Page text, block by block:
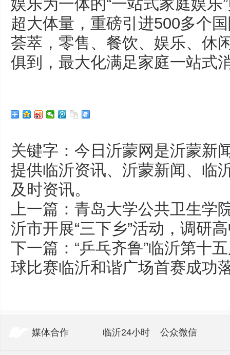
娱乐为一体的“一站式家庭娱乐
超大体量，重磅引进500多个
荟萃，零售、餐饮、娱乐、休
俱到，最大化满足家庭一站式
关键字：今日沂蒙网是沂蒙新
提供临沂资讯、沂蒙新闻、临
及时资讯。
上一篇： 青岛大学公共卫生学
沂市开展“三下乡”活动，调研
下一篇： “乒乓齐鲁”临沂第十
球比赛临沂和谐广场首赛成功
媒体合作 临沂24小时 公众微信